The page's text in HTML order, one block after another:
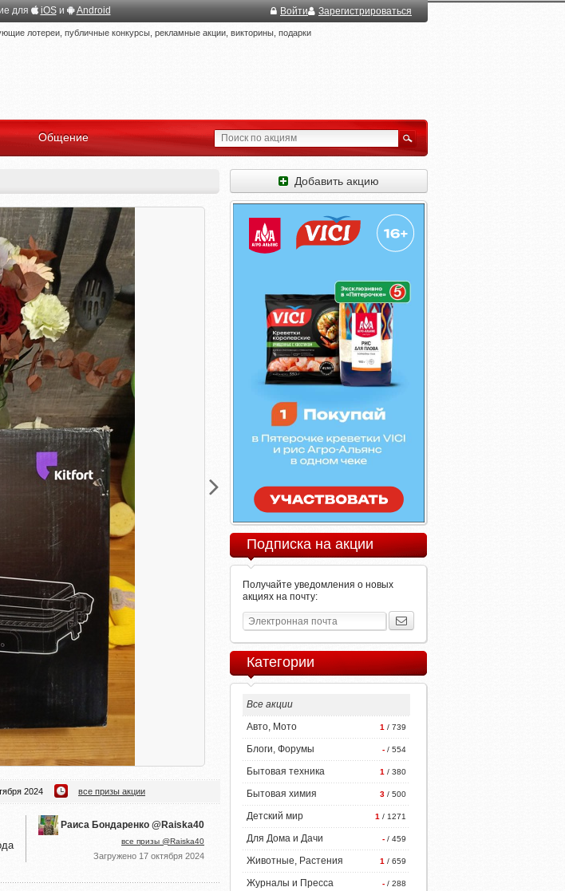
для iOSи Android Войти Зарегистрироваться
лотереи, публичные конкурсы, рекламные акции, викторины, подарки
Общение
2024 все призы акции
Раиса Бондаренко @Raiska40
все призы @Raiska40
Загружено 17 октября 2024
Добавить акцию
Подписка на акции
Получайте уведомления о новых
акциях на почту:
Категории
Все акции
1 / 739
Авто, Мото
- / 554
Блоги, Форумы
1 / 380
Бытовая техника
3 / 500
Бытовая химия
1 / 1271
Детский мир
- / 459
Для Дома и Дачи
1 / 659
Животные, Растения
- / 288
Журналы и Пресса